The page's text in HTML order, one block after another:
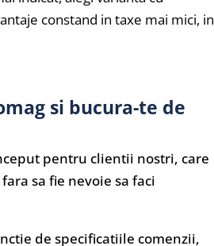
constand in taxe mai mici, in
si bucura-te de
pentru clientii nostri, care
sa fie nevoie sa faci
de specificatiile comenzii,